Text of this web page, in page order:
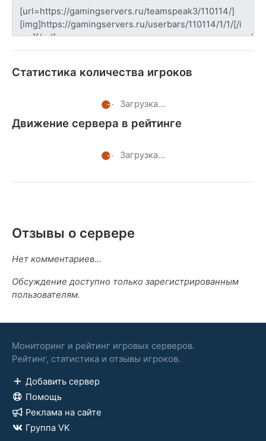
Статистика количества игроков
Загрузка...
Движение сервера в рейтинге
Загрузка...
Отзывы о сервере
Нет комментариев...
Обсуждение доступно только зарегистрированным
пользователям.
Мониторинг и рейтинг игровых серверов.
Рейтинг, статистика и отзывы игроков.
Добавить сервер
Помощь
Реклама на сайте
Группа VK